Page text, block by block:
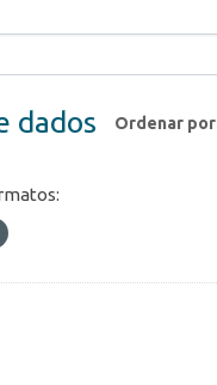
Ordenar por
dados